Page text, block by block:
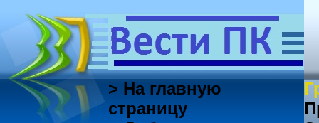
> На главную
страницу